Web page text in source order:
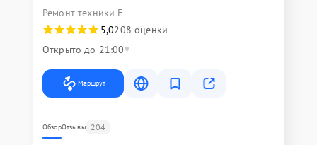
Ремонт техники F+
5,0208 оценки
Открыто до 21:00
Маршрут
ОбзорОтзывы 204